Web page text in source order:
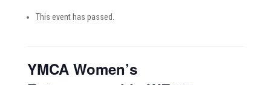
This event has passed.
YMCA Women’s